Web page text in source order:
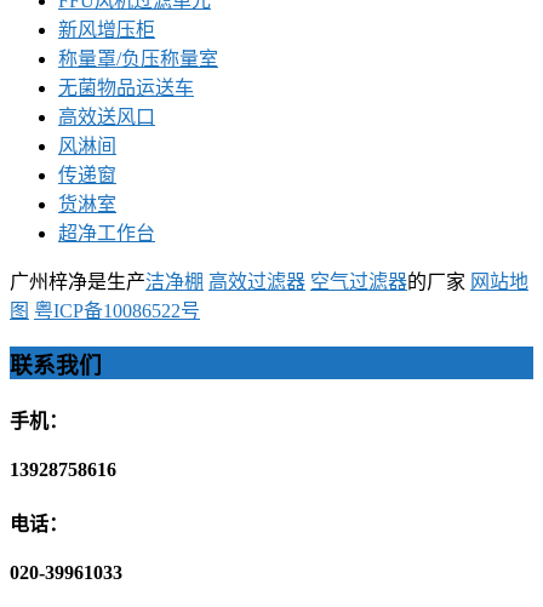
新风增压柜
称量罩/负压称量室
无菌物品运送车
高效送风口
风淋间
传递窗
货淋室
超净工作台
广州梓净是生产洁净棚 高效过滤器 空气过滤器的厂家 网站地
图 粤ICP备10086522号
联系我们
手机：
13928758616
电话：
020-39961033